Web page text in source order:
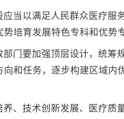
应当以满足人民群众医疗
培育发展特色专科和优势
部门要加强顶层设计，统
和任务，逐步构建区域
养、技术创新发展、医疗